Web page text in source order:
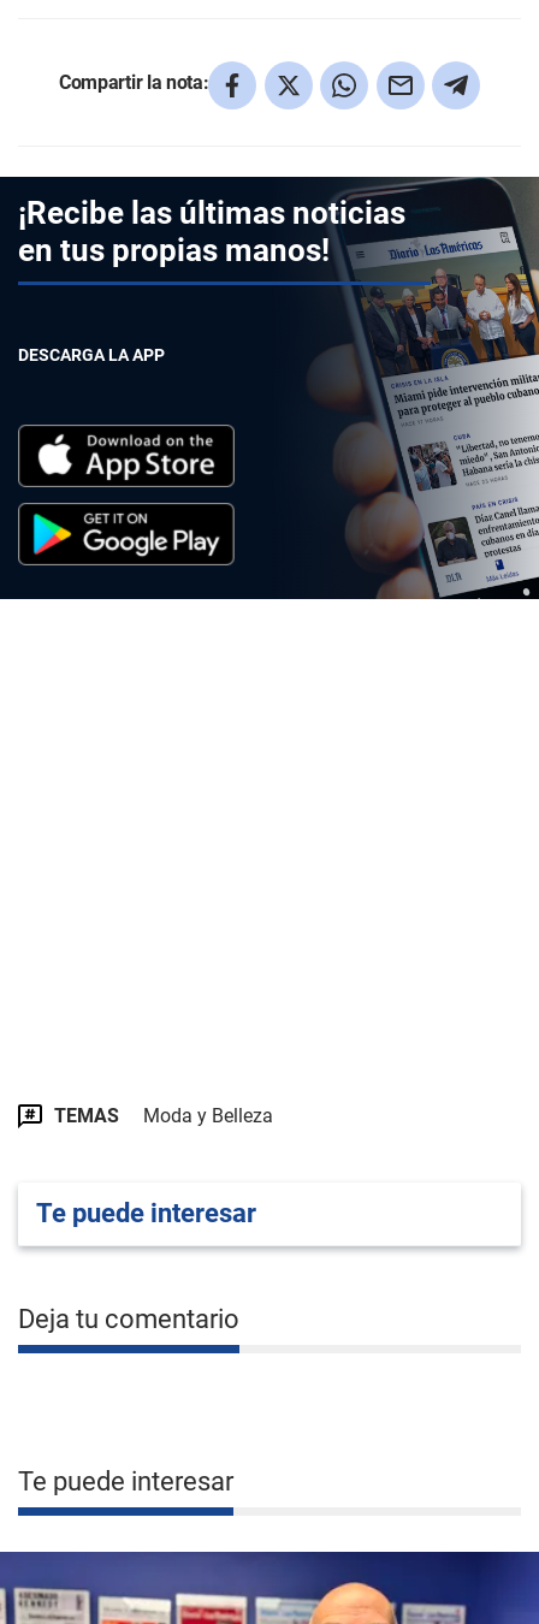
Compartir la nota:
¡Recibe las últimas noticias
en tus propias manos!
DESCARGA LA APP
TEMAS Moda y Belleza
Te puede interesar
Deja tu comentario
Te puede interesar